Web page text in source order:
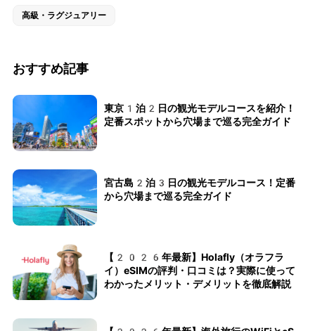
高級・ラグジュアリー
おすすめ記事
東京1泊2日の観光モデルコースを紹介！
定番スポットから穴場まで巡る完全ガイド
宮古島2泊3日の観光モデルコース！定番
から穴場まで巡る完全ガイド
【2026年最新】Holafly（オラフラ
イ）eSIMの評判・口コミは？実際に使って
わかったメリット・デメリットを徹底解説